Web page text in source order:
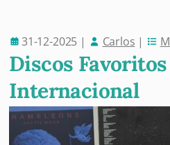
31-12-2025 | Carlos |
Discos Favoritos
Internacional